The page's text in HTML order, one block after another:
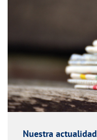
Nuestra actualidad